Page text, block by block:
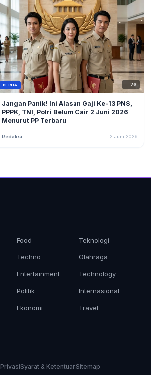
BERITA 26
Jangan Panik! Ini Alasan Gaji Ke-13 PNS,
PPPK, TNI, Polri Belum Cair 2 Juni 2026
Menurut PP Terbaru
Redaksi 2 Juni 2026
Food
Techno
Entertainment
Politik
Ekonomi
Teknologi
Olahraga
Technology
Internasional
Travel
Syarat & KetentuanSitemap